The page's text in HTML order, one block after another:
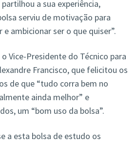
a sua experiência,
serviu de motivação para
ambicionar ser o que quiser”.
Vice-Presidente do Técnico para
Francisco, que felicitou os
de que “tudo corra bem no
ainda melhor” e
um “bom uso da bolsa”.
a esta bolsa de estudo os